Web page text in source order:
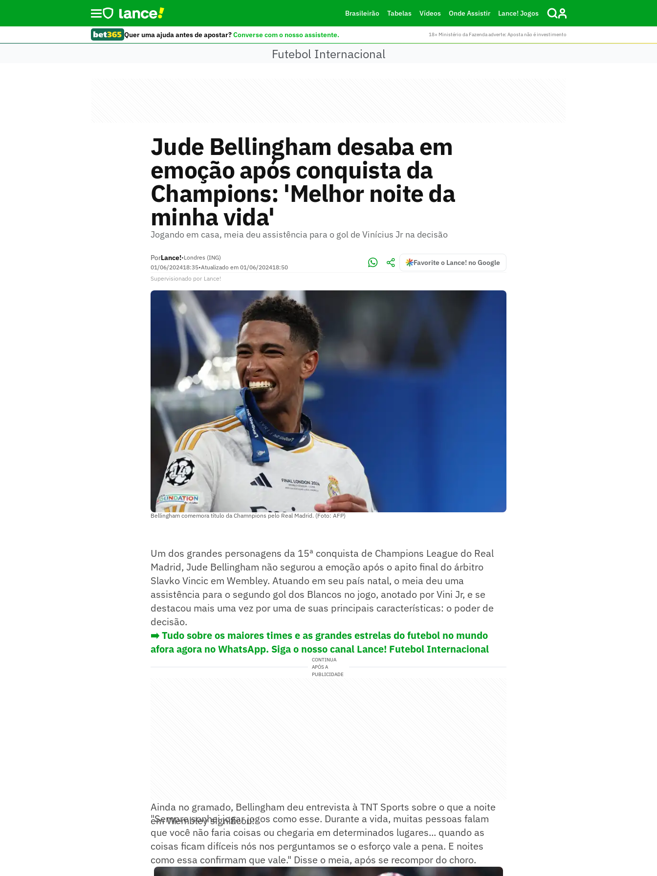
Brasileirão Tabelas Vídeos Onde Assistir Lance! Jogos
Quer uma ajuda antes de apostar?Converse com o nosso assistente. 18+ Ministério da Fazenda adverte: Aposta não é investimento
Futebol Internacional
Jude Bellingham desaba em
emoção após conquista da
Champions: 'Melhor noite da
minha vida'
Jogando em casa, meia deu assistência para o gol de Vinícius Jr na decisão
PorLance!•Londres (ING)
01/06/202418:35•Atualizado em 01/06/202418:50
Favorite o Lance! no Google
Supervisionado por Lance!
Bellingham comemora título da Chamnpions pelo Real Madrid. (Foto: AFP)
Um dos grandes personagens da 15ª conquista de Champions League do Real
Madrid, Jude Bellingham não segurou a emoção após o apito final do árbitro
Slavko Vincic em Wembley. Atuando em seu país natal, o meia deu uma
assistência para o segundo gol dos Blancos no jogo, anotado por Vini Jr, e se
destacou mais uma vez por uma de suas principais características: o poder de
decisão.
➡️ Tudo sobre os maiores times e as grandes estrelas do futebol no mundo
afora agora no WhatsApp. Siga o nosso canal Lance! Futebol Internacional
CONTINUA
APÓS A
PUBLICIDADE
Ainda no gramado, Bellingham deu entrevista à TNT Sports sobre o que a noite
em Wembley significou:
"Sempre sonhei jogar jogos como esse. Durante a vida, muitas pessoas falam
que você não faria coisas ou chegaria em determinados lugares... quando as
coisas ficam difíceis nós nos perguntamos se o esforço vale a pena. E noites
como essa confirmam que vale." Disse o meia, após se recompor do choro.